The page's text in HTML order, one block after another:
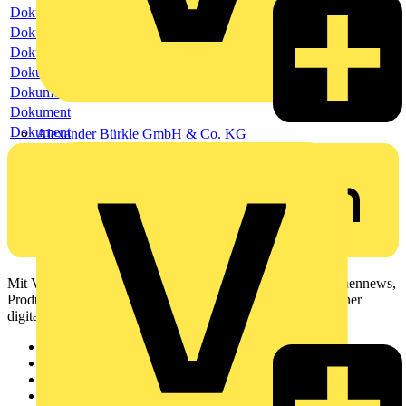
Alexander Bürkle GmbH & Co. KG
Dokument
Dokument
Dokument
Dokument
Dokument
Dokument
Dokument
Mit Voltimum erhalten Elektrofachkräfte Zugang zu Branchennews,
Produktinformationen, Schulungen und Tools – alles auf einer
digitalen Plattform und Community.